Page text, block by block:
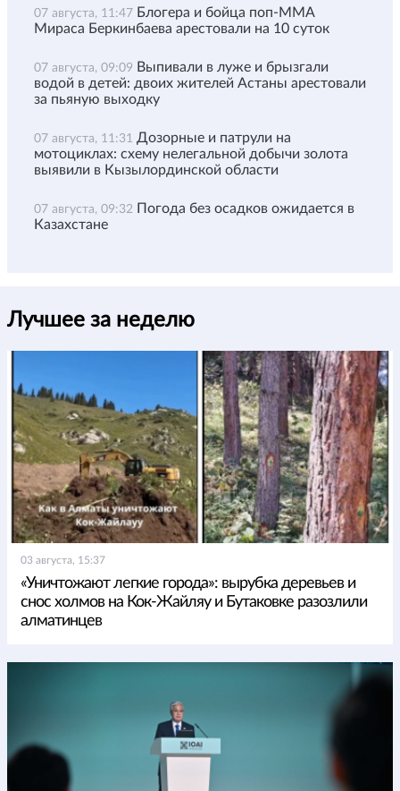
07 августа, 11:47 Блогера и бойца поп-ММА
Мираса Беркинбаева арестовали на 10 суток
07 августа, 09:09 Выпивали в луже и брызгали
водой в детей: двоих жителей Астаны арестовали
за пьяную выходку
07 августа, 11:31 Дозорные и патрули на
мотоциклах: схему нелегальной добычи золота
выявили в Кызылординской области
07 августа, 09:32 Погода без осадков ожидается в
Казахстане
Лучшее за неделю
03 августа, 15:37
«Уничтожают легкие города»: вырубка деревьев и
снос холмов на Кок-Жайляу и Бутаковке разозлили
алматинцев